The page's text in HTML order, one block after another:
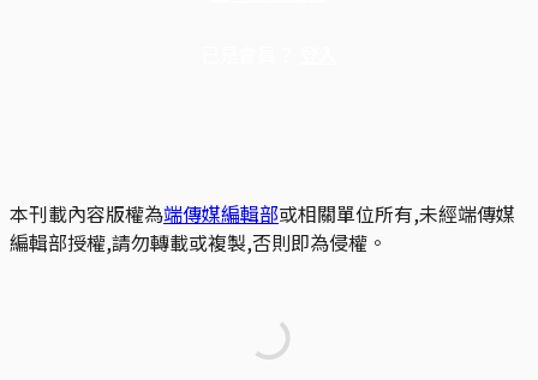
本刊載內容版權為端傳媒編輯部或相關單位所有,未經端傳媒
編輯部授權,請勿轉載或複製,否則即為侵權。